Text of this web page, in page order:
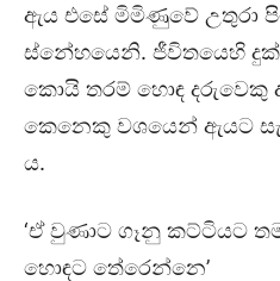
ඇය එසේ මිමිණුවේ උතුරා
ස්නේහයෙනි. ජීවිතයෙහි
කොයි තරම් හොඳ දරුවෙකු
කෙනෙකු වශයෙන් ඇයට
ය.
‘ඒ වුණාට ගෑනු කට්ටියට
හොඳට තේරෙන්නෙ’